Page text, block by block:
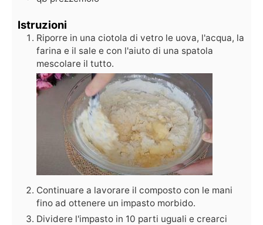
Istruzioni
Riporre in una ciotola di vetro le uova, l'acqua, la
farina e il sale e con l'aiuto di una spatola
mescolare il tutto.
Continuare a lavorare il composto con le mani
fino ad ottenere un impasto morbido.
Dividere l'impasto in 10 parti uguali e crearci